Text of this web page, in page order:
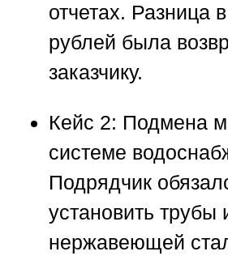
отчетах. Разница
рублей была
заказчику.
Кейс 2: Подмена
системе
Подрядчик
установить трубы
нержавеющей